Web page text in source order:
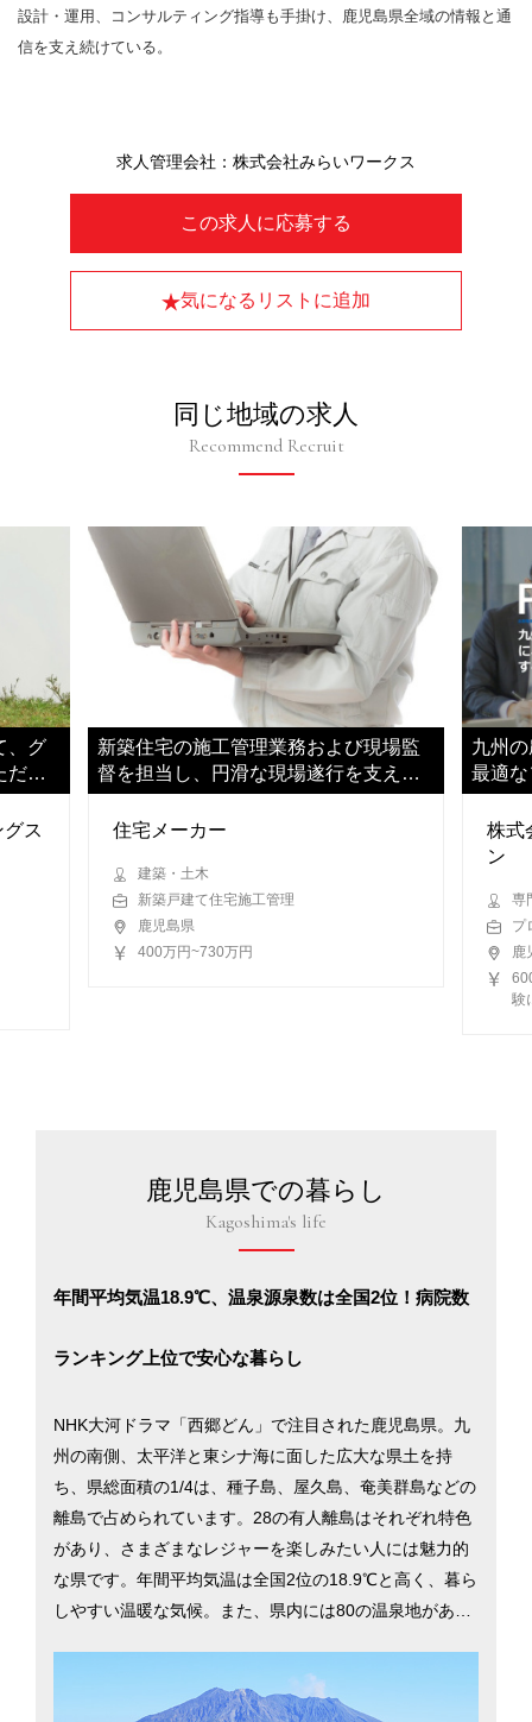
設計・運用、コンサルティング指導も手掛け、鹿児島県全域の情報と通
信を支え続けている。
この求人に応募する
気になるリストに追加
求人管理会社：株式会社みらいワークス
同じ地域の求人
Recommend Recruit
、グ
だき
ス
新築住宅の施工管理業務および現場監
督を担当し、円滑な現場遂行を支えて
いただきます
住宅メーカー
建築・土木
新築戸建て住宅施工管理
鹿児島県
400万円~730万円
九州
最適
でい
株式
ン
専
プ
鹿
験
鹿児島県での暮らし
Kagoshima's life
年間平均気温18.9℃、温泉源泉数は全国2位！病院数
ランキング上位で安心な暮らし
NHK大河ドラマ「西郷どん」で注目された鹿児島県。九
州の南側、太平洋と東シナ海に面した広大な県土を持
ち、県総面積の1/4は、種子島、屋久島、奄美群島などの
離島で占められています。28の有人離島はそれぞれ特色
があり、さまざまなレジャーを楽しみたい人には魅力的
な県です。年間平均気温は全国2位の18.9℃と高く、暮ら
しやすい温暖な気候。また、県内には80の温泉地があ
ほとんどの温泉が豊富に湧き出す天然湯を利用していま
す。食では、黒豚、黒牛、カツオ、ウナギなどが有名